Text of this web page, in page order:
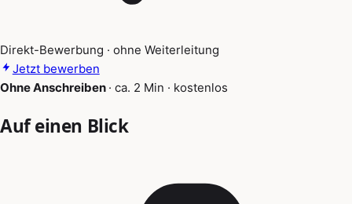
Direkt-Bewerbung · ohne Weiterleitung
Jetzt bewerben
Ohne Anschreiben · ca. 2 Min · kostenlos
Auf einen Blick